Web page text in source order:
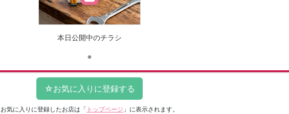
本日公開中のチラシ
お気に入りに登録したお店は 「 トップページ 」に表示されます。